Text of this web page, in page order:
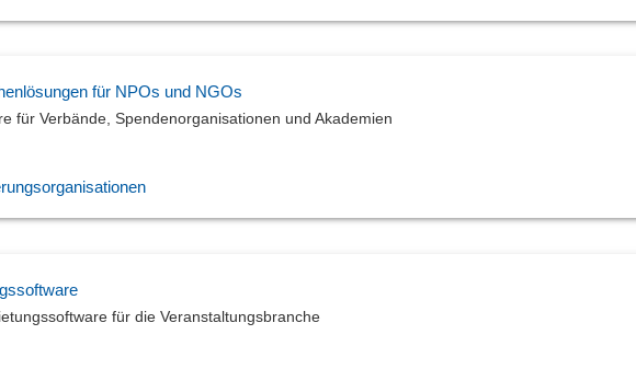
für NPOs und NGOs
für Verbände, Spendenorganisationen und Akademien
für die Veranstaltungsbranche